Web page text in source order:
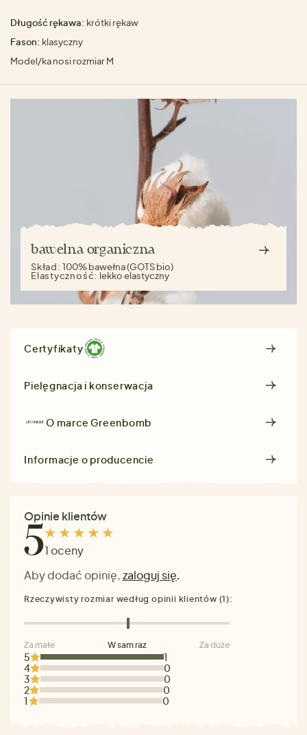
Długość rękawa: krótki rękaw
Fason: klasyczny
Model/ka nosi rozmiar M
bawełna organiczna
Skład:100% bawełna (GOTS bio)
Elastyczność: lekko elastyczny
Certyfikaty
Pielęgnacja i konserwacja
O marceGreenbomb
Informacje o producencie
Opinie klientów
51 oceny
Aby dodać opinię,zaloguj się.
5
1
4
0
3
0
2
0
1
0
Rzeczywisty rozmiar według opinii klientów (1):
Za małe W sam raz Za duże